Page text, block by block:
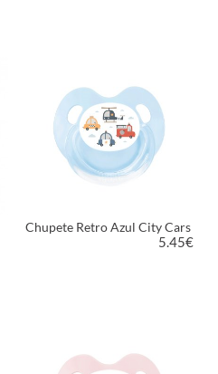
Chupete Retro Azul City Cars
5.45€